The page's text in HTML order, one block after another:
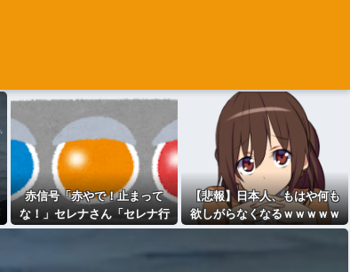
赤信号「赤やで！止まって
な！」セレナさん「セレナ行
きます！」←これwwwwwww
【悲報】日本人、もはや何も
欲しがらなくなるｗｗｗｗｗ
ｗｗｗｗｗｗｗｗｗｗｗｗｗ